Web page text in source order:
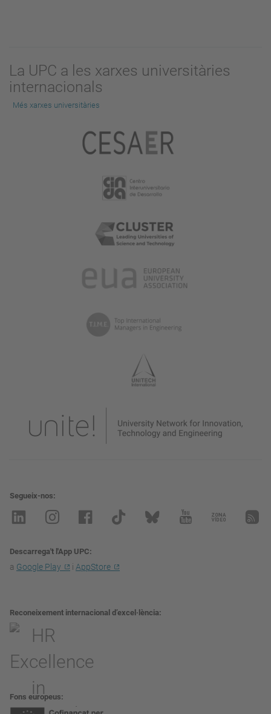
La UPC a les xarxes universitàries
internacionals
Més xarxes universitàries
Segueix-nos
Descarrega't l'App UPC
a Google Play i AppStore
Reconeixement internacional d’excel·lència
Fons europeus